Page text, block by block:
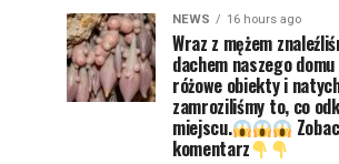
NEWS 16 hours ago
Wraz z mężem
dachem naszego
różowe obiekty i
zamroziliśmy to, co
miejscu.
komentarz